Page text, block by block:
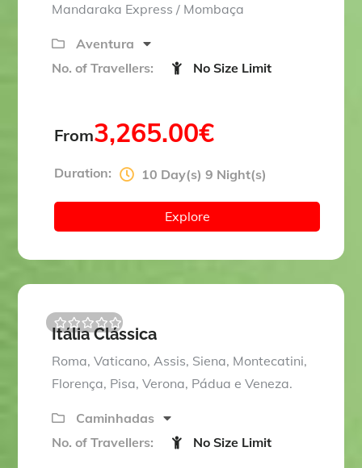
Mandaraka Express / Mombaça
Aventura
No. of Travellers:
No Size Limit
From3,265.00€
Duration: 10 Day(s) 9 Night(s)
Explore
0
u
t
o
5
Itália Clássica
Roma, Vaticano, Assis, Siena, Montecatini,
Florença, Pisa, Verona, Pádua e Veneza.
Caminhadas
No. of Travellers:
No Size Limit